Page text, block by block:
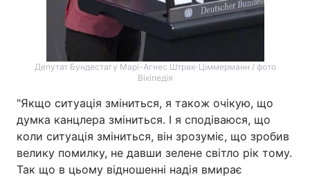
Депутат Бундестагу Марі-Агнес Штрак-Ціммерманн / фото
Вікіпедія
"Якщо ситуація зміниться, я також очікую, що
думка канцлера зміниться. І я сподіваюся, що
коли ситуація зміниться, він зрозуміє, що зробив
велику помилку, не давши зелене світло рік тому.
Так що в цьому відношенні надія вмирає